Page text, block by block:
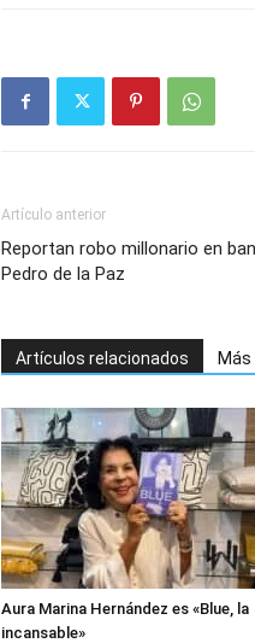
Artículo anterior
Reportan robo millonario en
Pedro de la Paz
Artículos relacionados
Aura Marina Hernández es «Blue, la
incansable»